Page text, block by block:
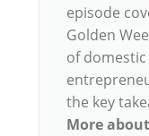
episode
Golden
of
the key
More